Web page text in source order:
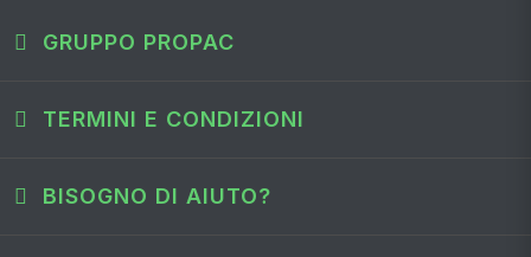
GRUPPO PROPAC
TERMINI E CONDIZIONI
BISOGNO DI AIUTO?